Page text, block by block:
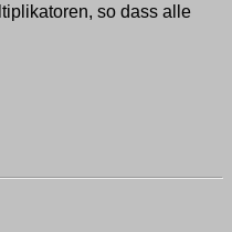
so dass alle